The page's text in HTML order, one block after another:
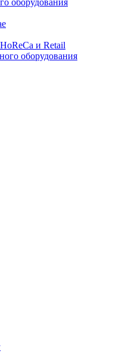
оборудования
и Retail
оборудования